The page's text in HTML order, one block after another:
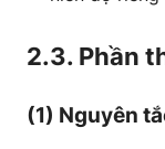
2.3. Phần
(1) Nguyên